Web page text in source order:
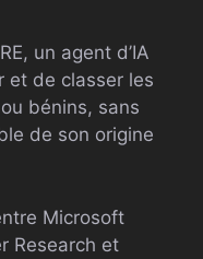
un agent d’IA
et de classer les
bénins, sans
de son origine
Microsoft
Research et